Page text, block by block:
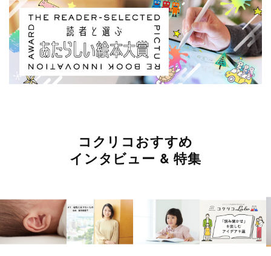
コクリコおすすめ
インタビュー & 特集